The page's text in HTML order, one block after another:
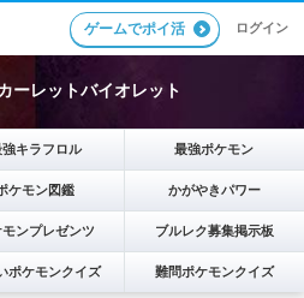
ゲームでポイ活 ログイン
ーレットバイオレット
強キラフロル 最強ポケモン
ケモン図鑑 かがやきパワー
モンプレゼンツ ブルレク募集掲示板
ポケモンクイズ 難問ポケモンクイズ